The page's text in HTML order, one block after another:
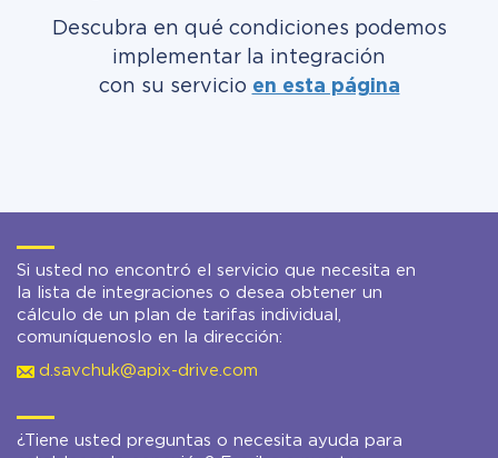
Descubra en qué condiciones podemos
implementar la integración
con su servicio en esta página
Si usted no encontró el servicio que necesita en
la lista de integraciones o desea obtener un
cálculo de un plan de tarifas individual,
comuníquenoslo en la dirección:
d.savchuk@apix-drive.com
¿Tiene usted preguntas o necesita ayuda para